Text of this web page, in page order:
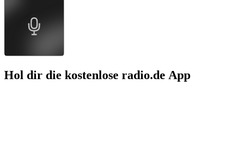
Hol dir die kostenlose radio.de App